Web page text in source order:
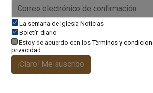
La semana de Iglesia Noticias
Boletín diario
Estoy de acuerdo con losTérminos y
privacidad
¡Claro! Me suscribo